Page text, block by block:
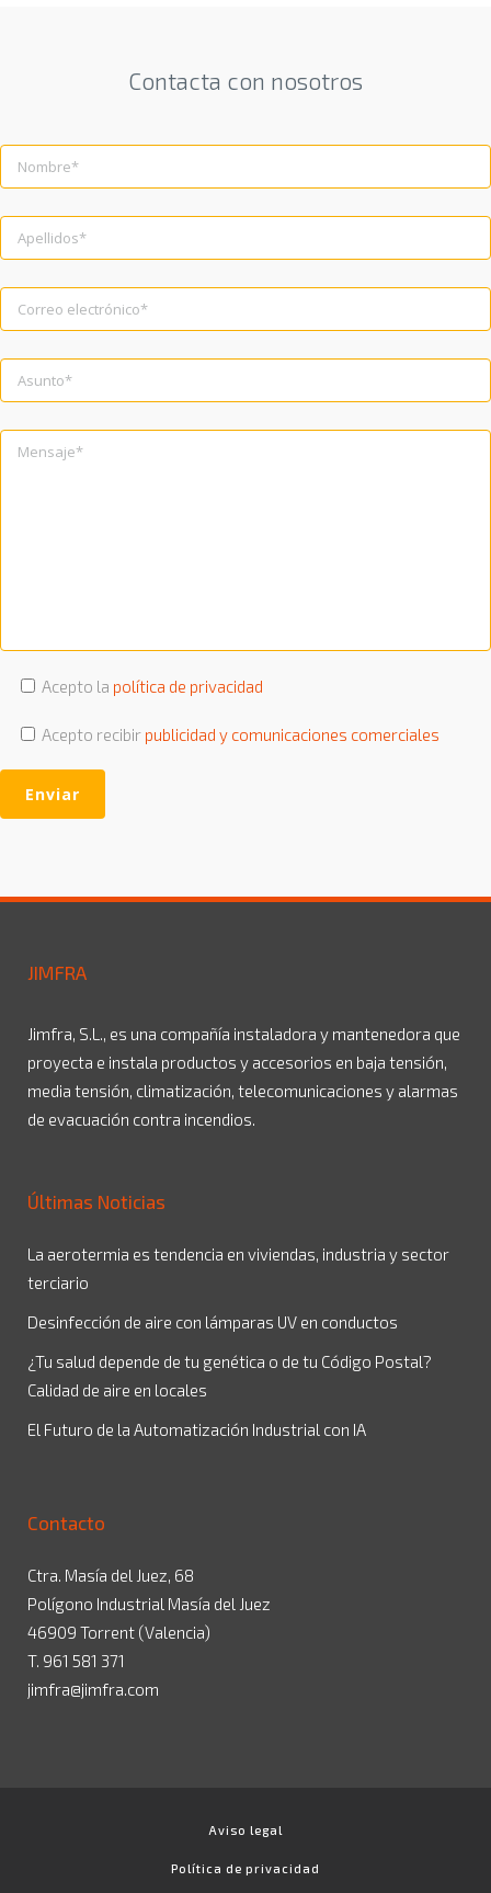
Contacta con nosotros
Acepto la política de privacidad
Acepto recibir publicidad y comunicaciones comerciales
JIMFRA
Jimfra, S.L., es una compañía instaladora y mantenedora que
proyecta e instala productos y accesorios en baja tensión,
media tensión, climatización, telecomunicaciones y alarmas
de evacuación contra incendios.
Últimas Noticias
La aerotermia es tendencia en viviendas, industria y sector
terciario
Desinfección de aire con lámparas UV en conductos
¿Tu salud depende de tu genética o de tu Código Postal?
Calidad de aire en locales
El Futuro de la Automatización Industrial con IA
Contacto
Ctra. Masía del Juez, 68
Polígono Industrial Masía del Juez
46909 Torrent (Valencia)
T. 961 581 371
jimfra@jimfra.com
Aviso legal
Política de privacidad